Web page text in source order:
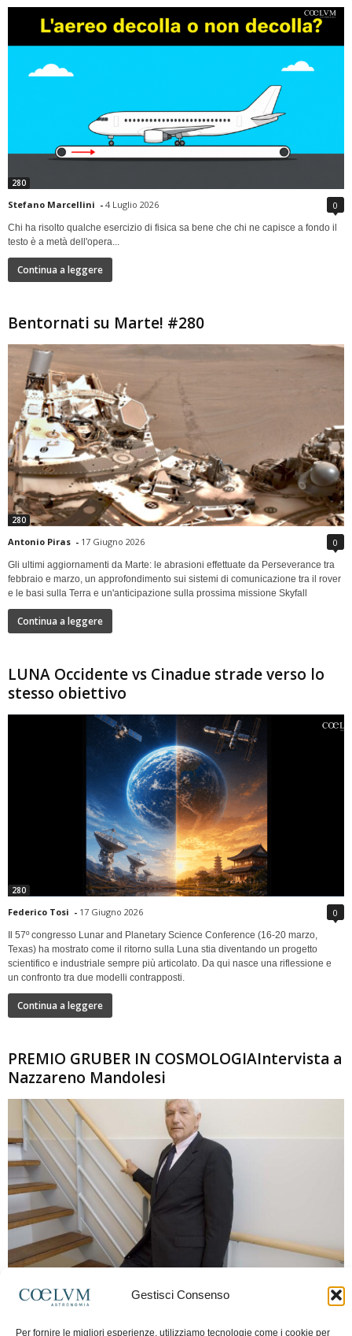
Gestisci Consenso
Per fornire le migliori esperienze, utilizziamo tecnologie come i cookie per
280
Stefano Marcellini - 4 Luglio 2026 0
Chi ha risolto qualche esercizio di fisica sa bene che chi ne capisce a fondo il
testo è a metà dell'opera...
Continua a leggere
Bentornati su Marte! #280
280
Antonio Piras - 17 Giugno 2026 0
Gli ultimi aggiornamenti da Marte: le abrasioni effettuate da Perseverance tra
febbraio e marzo, un approfondimento sui sistemi di comunicazione tra il rover
e le basi sulla Terra e un'anticipazione sulla prossima missione Skyfall
Continua a leggere
LUNA Occidente vs Cinadue strade verso lo
stesso obiettivo
280
Federico Tosi - 17 Giugno 2026 0
Il 57º congresso Lunar and Planetary Science Conference (16-20 marzo,
Texas) ha mostrato come il ritorno sulla Luna stia diventando un progetto
scientifico e industriale sempre più articolato. Da qui nasce una riflessione e
un confronto tra due modelli contrapposti.
Continua a leggere
PREMIO GRUBER IN COSMOLOGIAIntervista a
Nazzareno Mandolesi
Frida Paolella - 16 Giugno 2026 0
spaziale europea e della missione Planck. Il dialogo ripercorre i principali